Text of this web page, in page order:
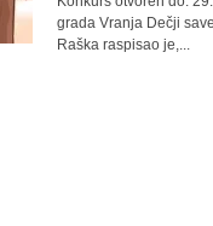
grada Vranja Dečji
Raška raspisao je,...